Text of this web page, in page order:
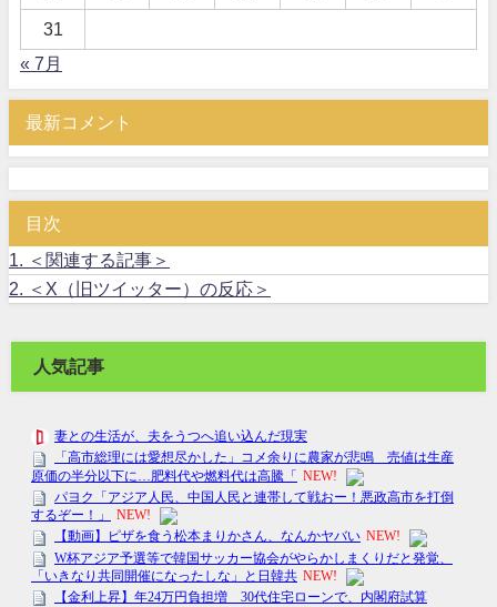
31
« 7月
最新コメント
目次
1. ＜関連する記事＞
2. ＜X（旧ツイッター）の反応＞
人気記事